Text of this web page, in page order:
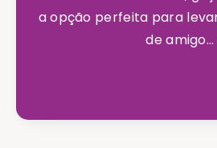
a opção perfeita para
de amigo...